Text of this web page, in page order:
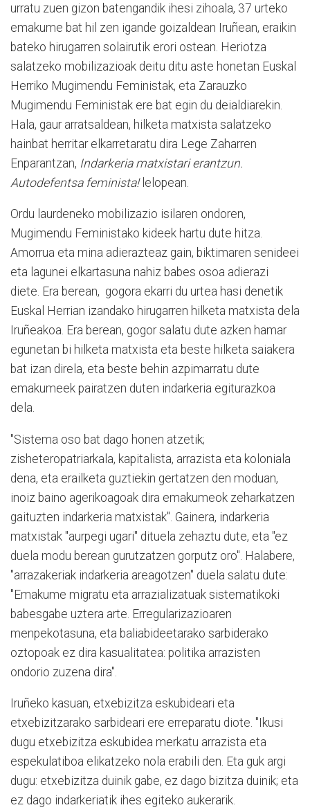
urratu zuen gizon batengandik ihesi zihoala, 37 urteko
emakume bat hil zen igande goizaldean Iruñean, eraikin
bateko hirugarren solairutik erori ostean. Heriotza
salatzeko mobilizazioak deitu ditu aste honetan Euskal
Herriko Mugimendu Feministak, eta Zarauzko
Mugimendu Feministak ere bat egin du deialdiarekin.
Hala, gaur arratsaldean, hilketa matxista salatzeko
hainbat herritar elkarretaratu dira Lege Zaharren
Enparantzan, Indarkeria matxistari erantzun.
Autodefentsa feminista!lelopean.
Ordu laurdeneko mobilizazio isilaren ondoren,
Mugimendu Feministako kideek hartu dute hitza.
Amorrua eta mina adierazteaz gain, biktimaren senideei
eta lagunei elkartasuna nahiz babes osoa adierazi
diete. Era berean, gogora ekarri du urtea hasi denetik
Euskal Herrian izandako hirugarren hilketa matxista dela
Iruñeakoa. Era berean, gogor salatu dute azken hamar
egunetan bi hilketa matxista eta beste hilketa saiakera
bat izan direla, eta beste behin azpimarratu dute
emakumeek pairatzen duten indarkeria egiturazkoa
dela.
"Sistema oso bat dago honen atzetik;
zisheteropatriarkala, kapitalista, arrazista eta koloniala
dena, eta erailketa guztiekin gertatzen den moduan,
inoiz baino agerikoagoak dira emakumeok zeharkatzen
gaituzten indarkeria matxistak". Gainera, indarkeria
matxistak "aurpegi ugari" dituela zehaztu dute, eta "ez
duela modu berean gurutzatzen gorputz oro". Halabere,
"arrazakeriak indarkeria areagotzen" duela salatu dute:
"Emakume migratu eta arrazializatuak sistematikoki
babesgabe uztera arte. Erregularizazioaren
menpekotasuna, eta baliabideetarako sarbiderako
oztopoak ez dira kasualitatea: politika arrazisten
ondorio zuzena dira".
Iruñeko kasuan, etxebizitza eskubideari eta
etxebizitzarako sarbideari ere erreparatu diote. "Ikusi
dugu etxebizitza eskubidea merkatu arrazista eta
espekulatiboa elikatzeko nola erabili den. Eta guk argi
dugu: etxebizitza duinik gabe, ez dago bizitza duinik; eta
ez dago indarkeriatik ihes egiteko aukerarik.